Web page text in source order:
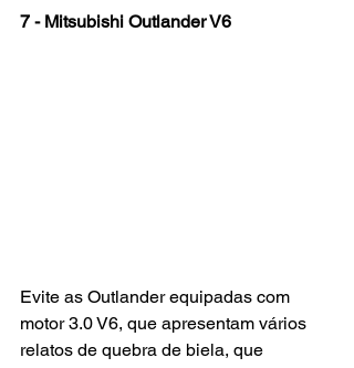
7 - Mitsubishi Outlander V6
Evite as Outlander equipadas com
motor 3.0 V6, que apresentam vários
relatos de quebra de biela, que